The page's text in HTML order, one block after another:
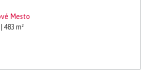
Mesto
| 483 m²